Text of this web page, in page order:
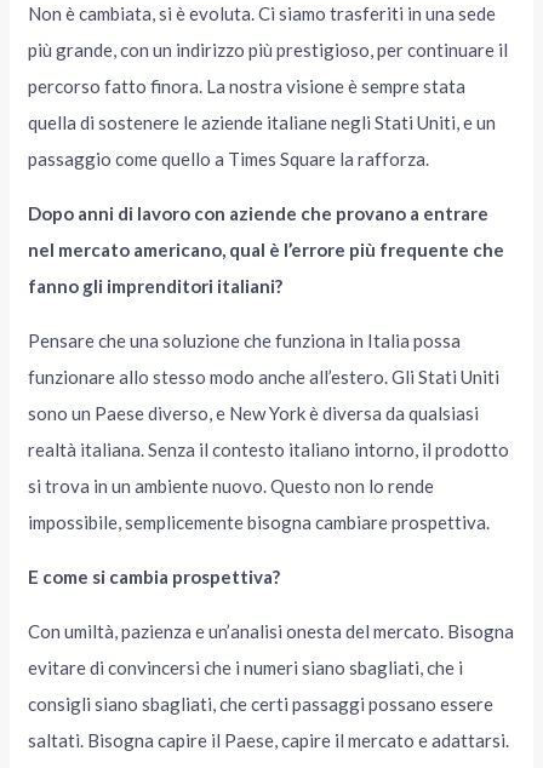
Non è cambiata, si è evoluta. Ci siamo trasferiti in una sede
più grande, con un indirizzo più prestigioso, per continuare il
percorso fatto finora. La nostra visione è sempre stata
quella di sostenere le aziende italiane negli Stati Uniti, e un
passaggio come quello a Times Square la rafforza.
Dopo anni di lavoro con aziende che provano a entrare
nel mercato americano, qual è l’errore più frequente che
fanno gli imprenditori italiani?
Pensare che una soluzione che funziona in Italia possa
funzionare allo stesso modo anche all’estero. Gli Stati Uniti
sono un Paese diverso, e New York è diversa da qualsiasi
realtà italiana. Senza il contesto italiano intorno, il prodotto
si trova in un ambiente nuovo. Questo non lo rende
impossibile, semplicemente bisogna cambiare prospettiva.
E come si cambia prospettiva?
Con umiltà, pazienza e un’analisi onesta del mercato. Bisogna
evitare di convincersi che i numeri siano sbagliati, che i
consigli siano sbagliati, che certi passaggi possano essere
saltati. Bisogna capire il Paese, capire il mercato e adattarsi.